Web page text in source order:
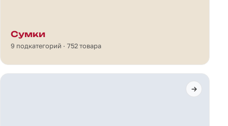
Сумки
9 подкатегорий · 752 товара